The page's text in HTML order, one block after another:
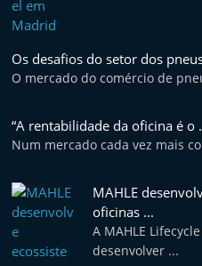
Os desafios do setor dos
O mercado do comércio de
“A rentabilidade da oficina é o
Num mercado cada vez mais
MAHLE
oficinas ...
A MAHLE
desenvolver ...